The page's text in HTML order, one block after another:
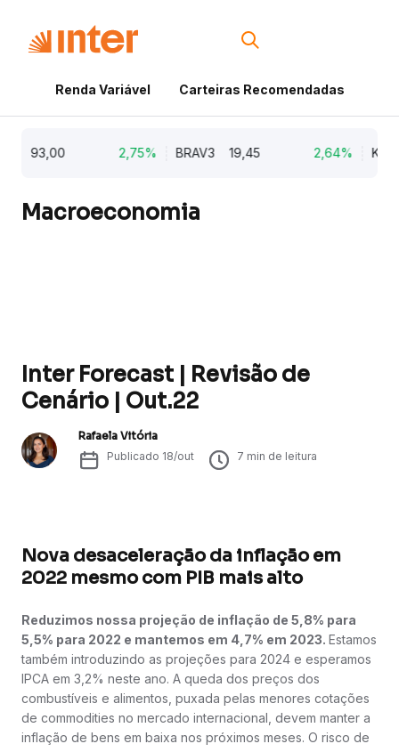
Renda Variável Carteiras Recomendadas
93,00 2,75% BRAV3 19,45 2,64% KLBN11
Macroeconomia
Inter Forecast | Revisão de
Cenário | Out.22
Rafaela Vitória
Publicado 18/out 7 min de leitura
Nova desaceleração da inflação em
2022 mesmo com PIB mais alto
Reduzimos nossa projeção de inflação de 5,8% para
5,5% para 2022 e mantemos em 4,7% em 2023. Estamos
também introduzindo as projeções para 2024 e esperamos
IPCA em 3,2% neste ano. A queda dos preços dos
combustíveis e alimentos, puxada pelas menores cotações
de commodities no mercado internacional, devem manter a
inflação de bens em baixa nos próximos meses. O risco de